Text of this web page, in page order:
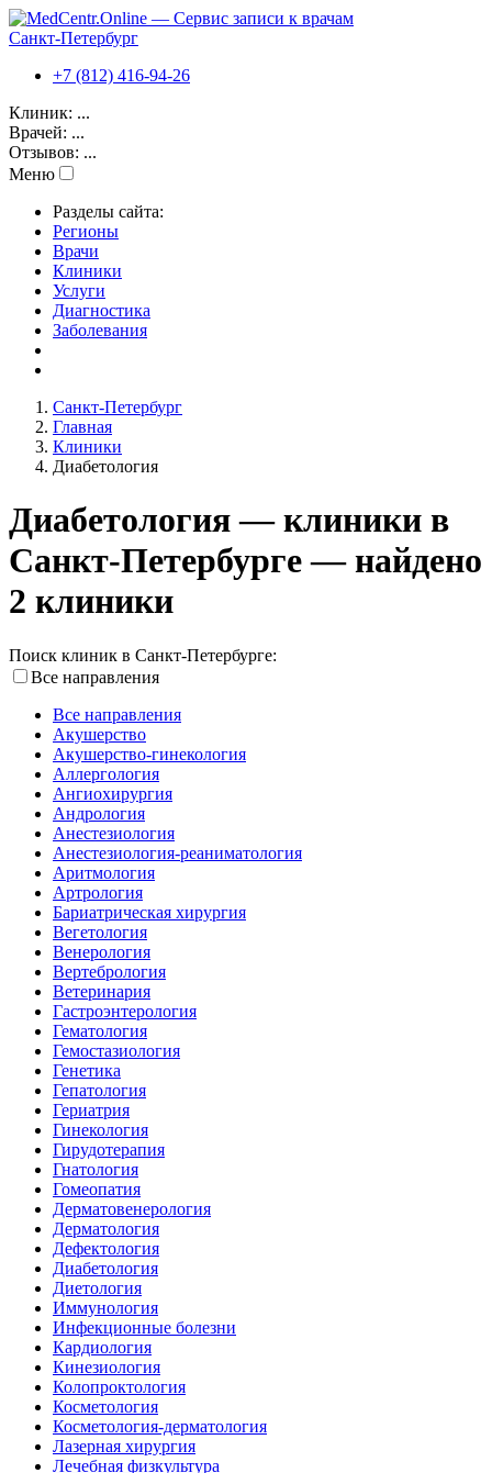
Санкт-Петербург
+7 (812) 416-94-26
Клиник: ...
Врачей: ...
Отзывов: ...
Меню
Разделы сайта:
Регионы
Врачи
Клиники
Услуги
Диагностика
Заболевания
Санкт-Петербург
Главная
Клиники
Диабетология
Диабетология — клиники в
Санкт-Петербурге — найдено
2 клиники
Поиск клиник в Санкт-Петербурге:
Все направления
Все направления
Акушерство
Акушерство-гинекология
Аллергология
Ангиохирургия
Андрология
Анестезиология
Анестезиология-реаниматология
Аритмология
Артрология
Бариатрическая хирургия
Вегетология
Венерология
Вертебрология
Ветеринария
Гастроэнтерология
Гематология
Гемостазиология
Генетика
Гепатология
Гериатрия
Гинекология
Гирудотерапия
Гнатология
Гомеопатия
Дерматовенерология
Дерматология
Дефектология
Диабетология
Диетология
Иммунология
Инфекционные болезни
Кардиология
Кинезиология
Колопроктология
Косметология
Косметология-дерматология
Лазерная хирургия
Лечебная физкультура